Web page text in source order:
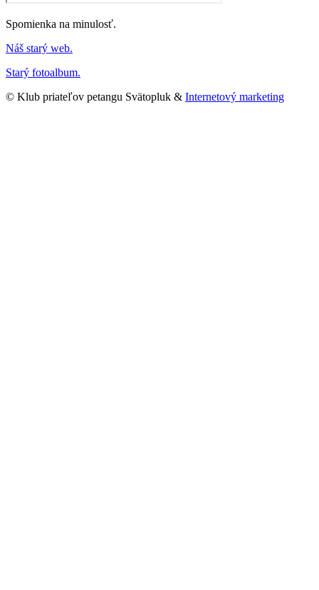
Spomienka na minulosť.
Náš starý web.
Starý fotoalbum.
© Klub priateľov petangu Svätopluk & Internetový marketing